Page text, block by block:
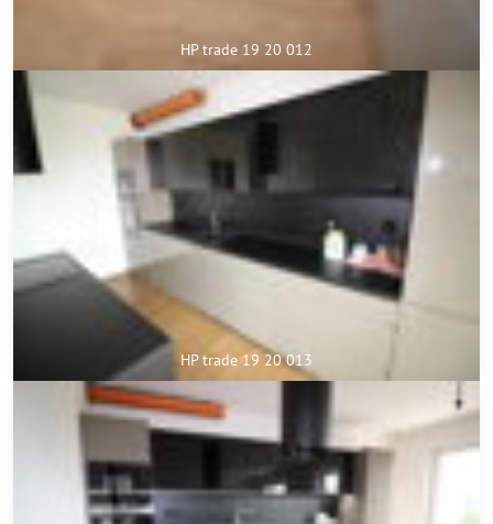
HP trade 19 20 012
HP trade 19 20 013